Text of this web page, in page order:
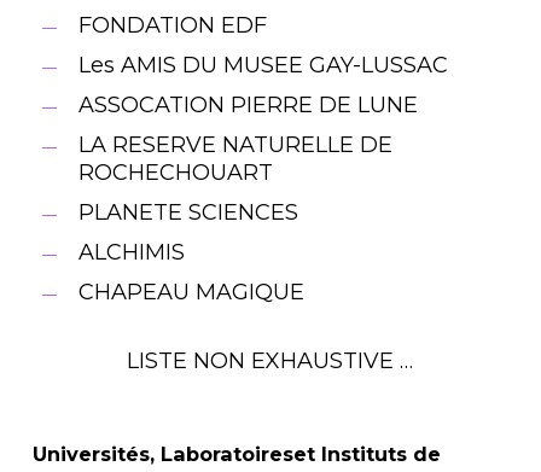
FONDATION EDF
Les AMIS DU MUSEE GAY-LUSSAC
ASSOCATION PIERRE DE LUNE
LA RESERVE NATURELLE DE
ROCHECHOUART
PLANETE SCIENCES
ALCHIMIS
CHAPEAU MAGIQUE
LISTE NON EXHAUSTIVE …
Universités, Laboratoireset Instituts de